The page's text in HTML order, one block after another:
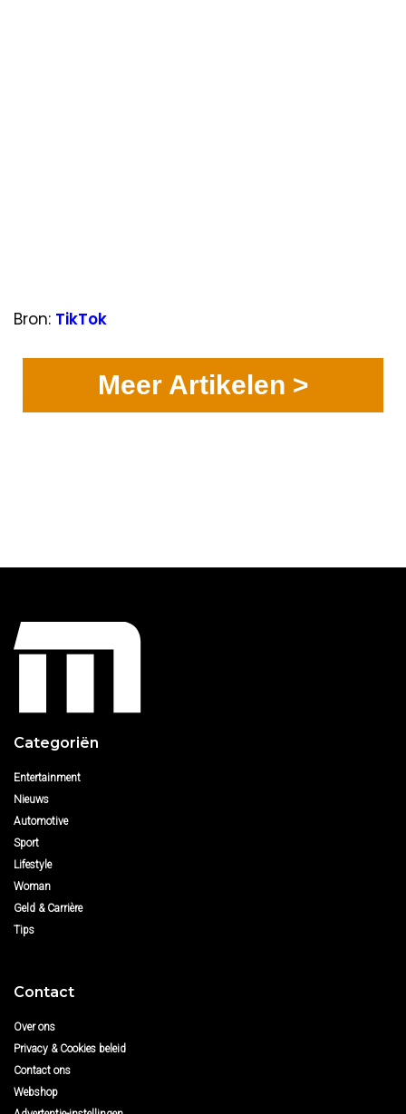
Bron: TikTok
Meer Artikelen >
Categoriën
Entertainment
Nieuws
Automotive
Sport
Lifestyle
Woman
Geld & Carrière
Tips
Contact
Over ons
Privacy & Cookies beleid
Contact ons
Webshop